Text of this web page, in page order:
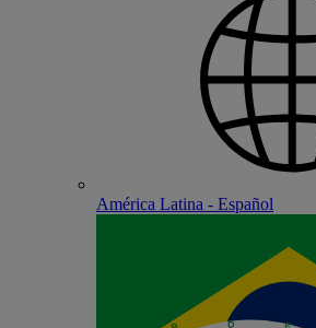
América Latina - Español